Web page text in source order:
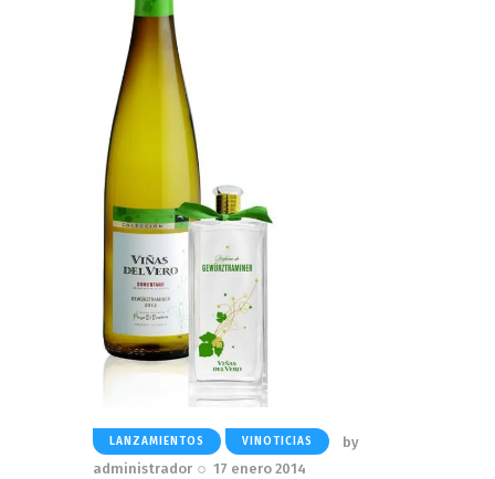
LANZAMIENTOS VINOTICIAS
by
administrador
17 enero 2014